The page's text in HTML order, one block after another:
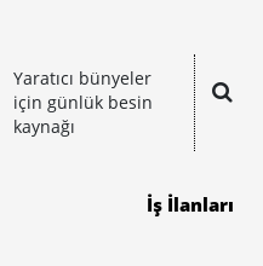
Yaratıcı bünyeler
için günlük besin
kaynağı
İş İlanları